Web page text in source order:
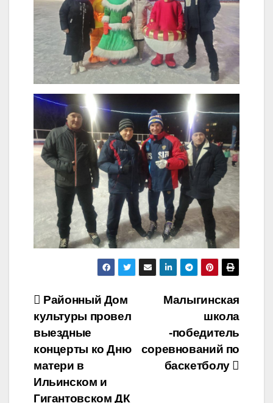
Навигация
по
записям
Малыгинская
школа
-победитель
соревнований по
баскетболу
Районный Дом
культуры провел
выездные
концерты ко Дню
матери в
Ильинском и
Гигантовском ДК